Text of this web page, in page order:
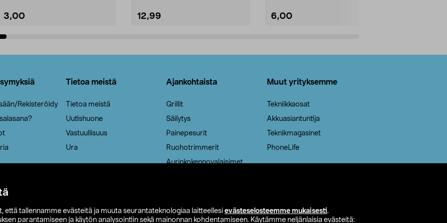
että tallennamme evästeitä ja muuta seurantateknologiaa laitteellesi evästeselosteemme mukaisesti.
parantamiseen ja käytön analysointiin sekä mainonnan kohdentamiseen. Käytämme neljänlaisia evästeitä:
3,00 12,99 6,00
Rekisteröidy
Tietoa meistä
Tietoa meistä
Uutishuone
Vastuullisuus
Ura
Ajankohtaista
Grillit
Säilytys
Painepesurit
Ruohotrimmerit
Aurinkokennovalaisimet
Muut yrityksemme
Tekniikkaosat
Akkuasiantuntija
Teknikmagasinet
PhoneLife